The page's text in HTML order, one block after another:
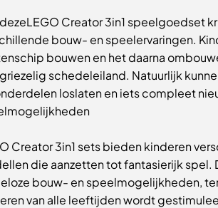
Creator 3in1 speelgoedset
bouw- en speelervaringen.
bouwen en het daarna
schedeleiland. Natuurlijk
loslaten en iets compleet
Creator 3in1 sets bieden kinderen
die aanzetten tot fantasierijk spel.
bouw- en speelmogelijkheden,
van alle leeftijden wordt